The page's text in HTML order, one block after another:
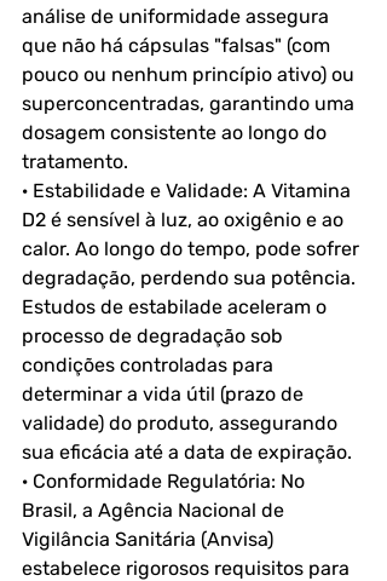
análise de uniformidade assegura
que não há cápsulas "falsas" (com
pouco ou nenhum princípio ativo) ou
superconcentradas, garantindo uma
dosagem consistente ao longo do
tratamento.
· Estabilidade e Validade: A Vitamina
D2 é sensível à luz, ao oxigênio e ao
calor. Ao longo do tempo, pode sofrer
degradação, perdendo sua potência.
Estudos de estabilade aceleram o
processo de degradação sob
condições controladas para
determinar a vida útil (prazo de
validade) do produto, assegurando
sua eficácia até a data de expiração.
· Conformidade Regulatória: No
Brasil, a Agência Nacional de
Vigilância Sanitária (Anvisa)
estabelece rigorosos requisitos para